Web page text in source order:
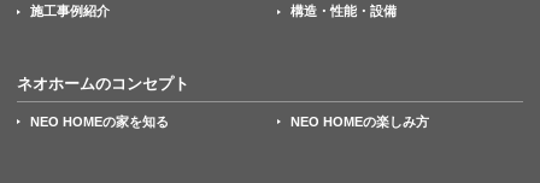
施工事例紹介 構造・性能・設備
ネオホームのコンセプト
NEO HOMEの家を知る NEO HOMEの楽しみ方